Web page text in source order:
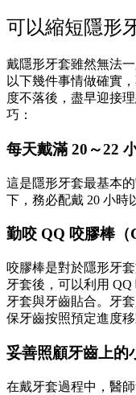
可以縮短隱形
戴隱形牙套雖然無法
以下幾件事情做確實
度不落後，盡早迎接
巧：
每天戴滿 20～22
這是隱形牙套最基本
下，務必配戴 20 小時
勤咬 QQ 咬膠棒（
咬膠棒是對於隱形牙
牙套後，可以利用
牙套與牙齒貼合。牙
保牙齒按照預定進度移
妥善照顧牙齒上的
在戴牙套過程中，醫